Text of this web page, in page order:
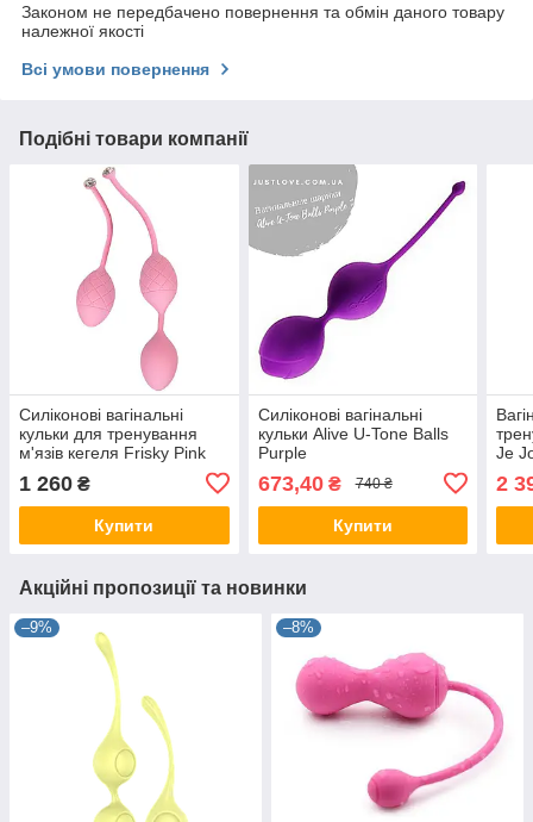
Законом не передбачено повернення та обмін даного товару
належної якості
Всі умови повернення
Подібні товари компанії
Силіконові вагінальні
кульки для тренування
м'язів кегеля Frisky Pink
1 260 ₴
Купити
Силіконові вагінальні
кульки Alive U-Tone Balls
Purple
673,40₴ 740 ₴
Купити
Je
2
Акційні пропозиції та новинки
–9% –8%